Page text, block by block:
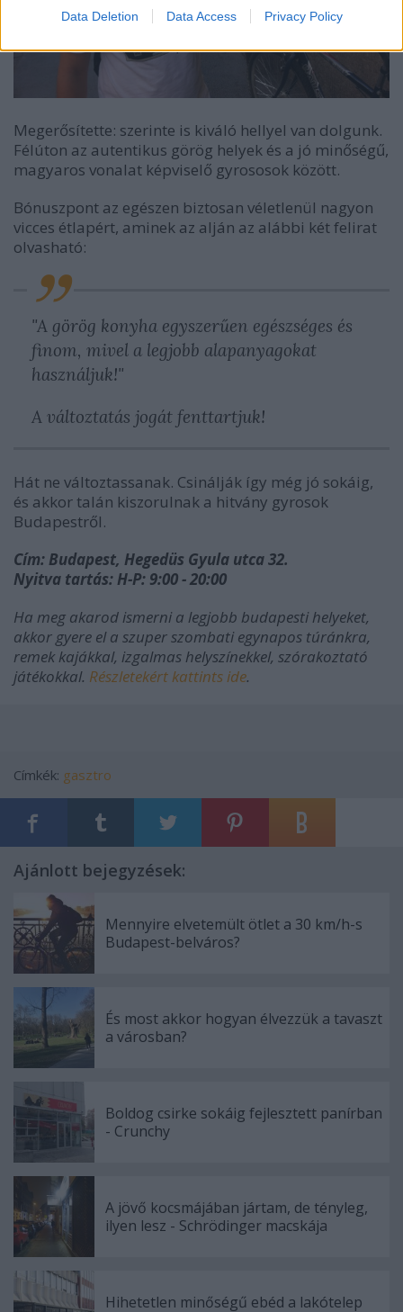
Data Deletion Data Access Privacy Policy
Megerősítette: szerinte is kiváló hellyel van dolgunk.
Félúton az autentikus görög helyek és a jó minőségű,
magyaros vonalat képviselő gyrososok között.
Bónuszpont az egészen biztosan véletlenül nagyon
vicces étlapért, aminek az alján az alábbi két felirat
olvasható:
"A görög konyha egyszerűen egészséges és
finom, mivel a legjobb alapanyagokat
használjuk!"
A változtatás jogát fenttartjuk!
Hát ne változtassanak. Csinálják így még jó sokáig,
és akkor talán kiszorulnak a hitvány gyrosok
Budapestről.
Cím: Budapest, Hegedüs Gyula utca 32.
Nyitva tartás: H-P: 9:00 - 20:00
Ha meg akarod ismerni a legjobb budapesti helyeket,
akkor gyere el a szuper szombati egynapos túránkra,
remek kajákkal, izgalmas helyszínekkel, szórakoztató
játékokkal. Részletekért kattints ide.
Címkék: gasztro
Ajánlott bejegyzések:
Mennyire elvetemült ötlet a 30 km/h-s
Budapest-belváros?
És most akkor hogyan élvezzük a tavaszt
a városban?
Boldog csirke sokáig fejlesztett panírban
- Crunchy
A jövő kocsmájában jártam, de tényleg,
ilyen lesz - Schrödinger macskája
Hihetetlen minőségű ebéd a lakótelep